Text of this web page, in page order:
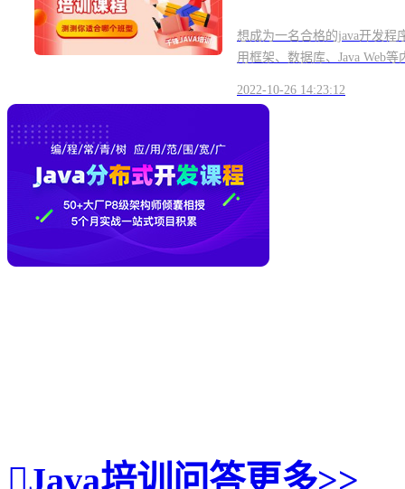
想成为一名合格的java开发程
用框架、数据库、Java Web
2022-10-26 14:23:12
Java培训问答更多>>